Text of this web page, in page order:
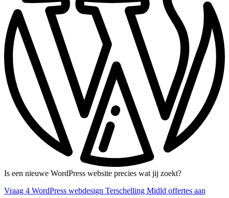
Is een nieuwe WordPress website precies wat jij zoekt?
Vraag 4 WordPress webdesign Terschelling Midld offertes aan